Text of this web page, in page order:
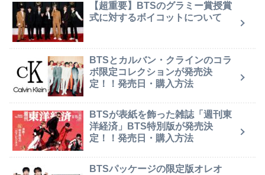
【超重要】BTSのグラミー賞授賞
式に対するボイコットについて
BTSとカルバン・クラインのコラ
ボ限定コレクションが発売決
定！！発売日・購入方法
BTSが表紙を飾った雑誌「週刊東
洋経済」BTS特別版が発売決
定！！発売日・購入方法
BTSパッケージの限定版オレオ